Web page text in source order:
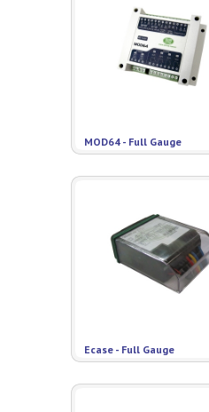
MOD64 - Full Gauge
Ecase - Full Gauge